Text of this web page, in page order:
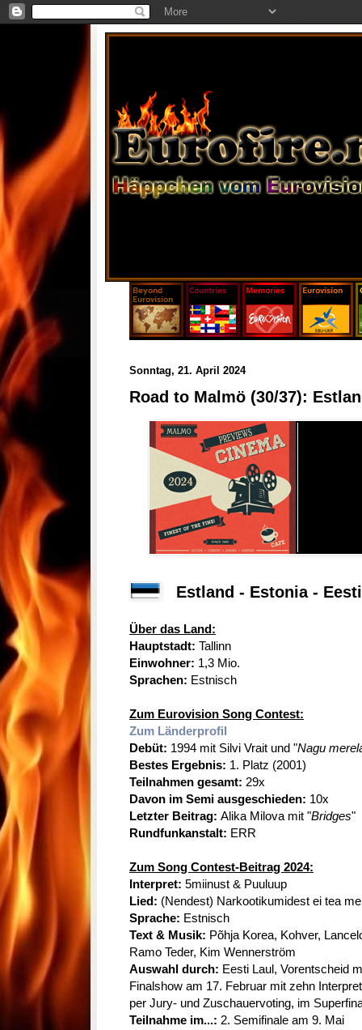
Sonntag, 21. April 2024
Road to Malmö (30/37):
Estland - Estonia - Eesti
Über das Land:
Hauptstadt: Tallinn
Einwohner: 1,3 Mio.
Sprachen: Estnisch
Zum Eurovision Song Contest:
Zum Länderprofil
Debüt: 1994 mit Silvi Vrait und "Nagu
Bestes Ergebnis: 1. Platz (2001)
Teilnahmen gesamt: 29x
Davon im Semi ausgeschieden: 10x
Letzter Beitrag: Alika Milova mit "Bridges"
Rundfunkanstalt: ERR
Zum Song Contest-Beitrag 2024:
Interpret: 5miinust & Puuluup
Lied: (Nendest) Narkootikumidest ei tea
Sprache: Estnisch
Text & Musik: Põhja Korea, Kohver,
Ramo Teder, Kim Wennerström
Auswahl durch: Eesti Laul, Vorentscheid
Finalshow am 17. Februar mit zehn
per Jury- und Zuschauervoting, im
Teilnahme im...: 2. Semifinale am 9. Mai